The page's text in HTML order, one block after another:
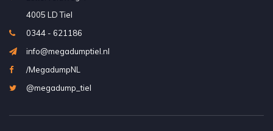
4005 LD Tiel
0344 - 621186
info@megadumptiel.nl
/MegadumpNL
@megadump_tiel